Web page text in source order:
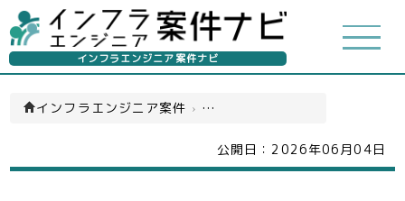
インフラエンジニア案件ナビ
インフラエンジニア案件 › サーバーエンジニア(一覧)
公開日： 2026年06月04日